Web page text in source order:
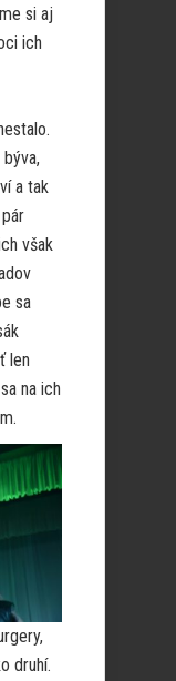
si aj
ich
a tak
však
sa
len
na ich
druhí.